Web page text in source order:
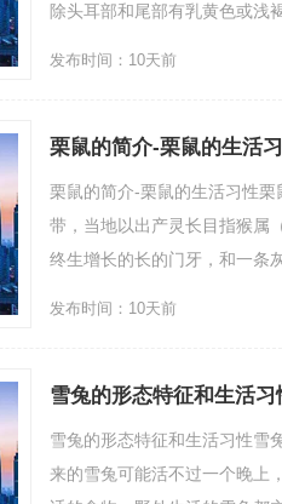
除头耳部和尾部有乳黄色或浅
发布时间：10天前
栗鼠的简介-栗鼠的生活
栗鼠的简介-栗鼠的生活习性
带，当地以出产灵长目指猴属
终生增长的长的门牙，和一条
发布时间：10天前
雪兔的形态特征和生活习
雪兔的形态特征和生活习性雪
来的雪兔可能活不过一个晚上